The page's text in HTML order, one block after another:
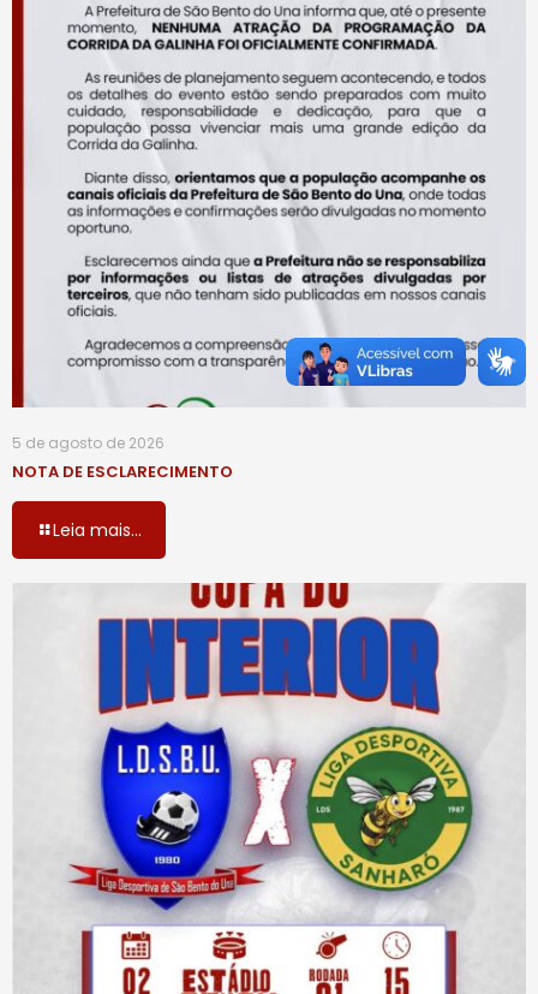
5 de agosto de 2026
NOTA DE ESCLARECIMENTO
Leia mais...